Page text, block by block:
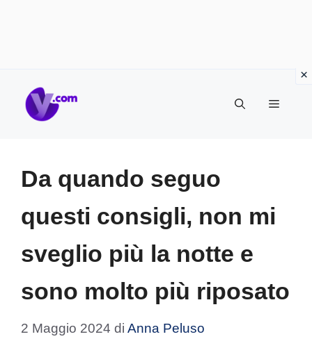
Menu
Da quando seguo
questi consigli, non mi
sveglio più la notte e
sono molto più riposato
2 Maggio 2024 di Anna Peluso